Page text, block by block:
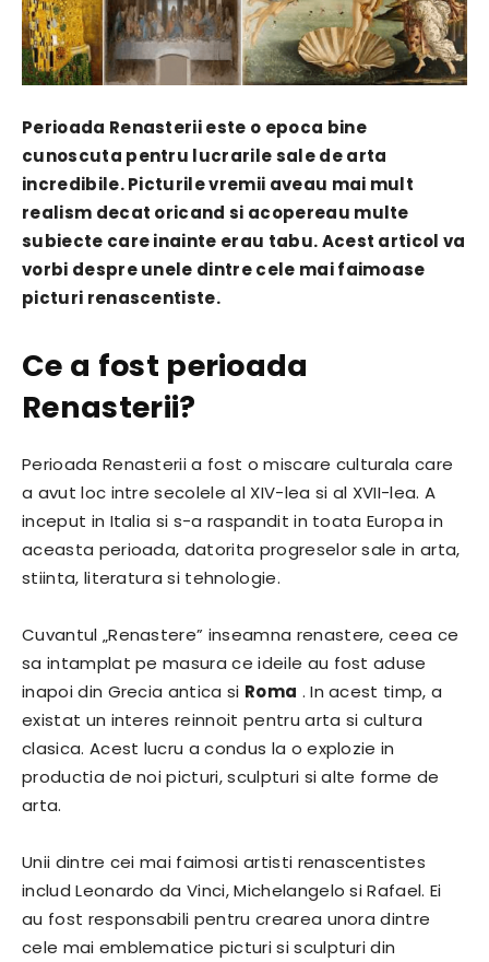
Perioada Renasterii este o epoca bine
cunoscuta pentru lucrarile sale de arta
incredibile. Picturile vremii aveau mai mult
realism decat oricand si acopereau multe
subiecte care inainte erau tabu. Acest articol va
vorbi despre unele dintre cele mai faimoase
picturi renascentiste.
Ce a fost perioada
Renasterii?
Perioada Renasterii a fost o miscare culturala care
a avut loc intre secolele al XIV-lea si al XVII-lea. A
inceput in Italia si s-a raspandit in toata Europa in
aceasta perioada, datorita progreselor sale in arta,
stiinta, literatura si tehnologie.
Cuvantul „Renastere” inseamna renastere, ceea ce
sa intamplat pe masura ce ideile au fost aduse
inapoi din Grecia antica si Roma . In acest timp, a
existat un interes reinnoit pentru arta si cultura
clasica. Acest lucru a condus la o explozie in
productia de noi picturi, sculpturi si alte forme de
arta.
Unii dintre cei mai faimosi artisti renascentistes
includ Leonardo da Vinci, Michelangelo si Rafael. Ei
au fost responsabili pentru crearea unora dintre
cele mai emblematice picturi si sculpturi din